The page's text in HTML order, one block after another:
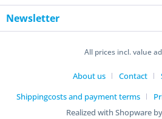
Newsletter
All prices incl. value
About us Contact
Shippingcosts and payment terms
Realized with Shopware